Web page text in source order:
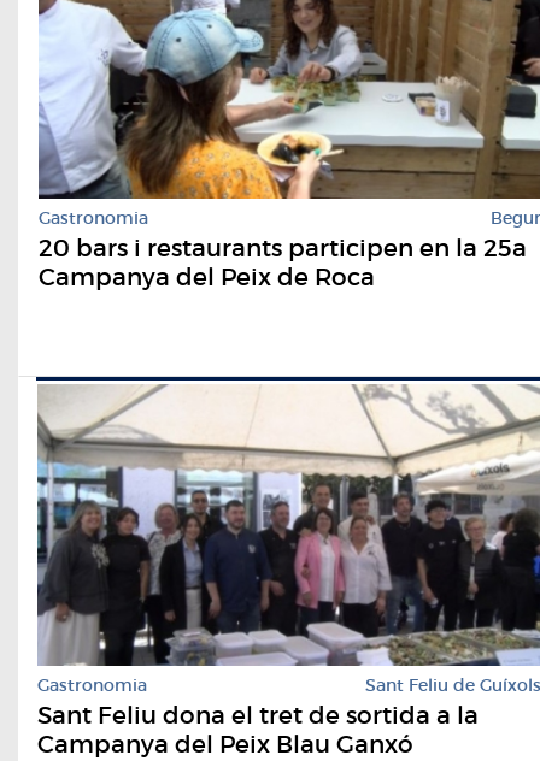
Gastronomia Begur
20 bars i restaurants participen en la 25a
Campanya del Peix de Roca
Gastronomia Sant Feliu de Guíxols
Sant Feliu dona el tret de sortida a la
Campanya del Peix Blau Ganxó